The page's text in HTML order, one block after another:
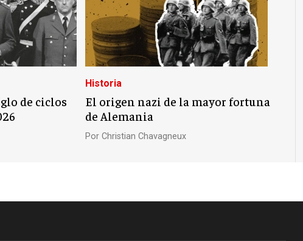
de ciclos
Historia
El origen nazi de la mayor fortuna
de Alemania
Por Christian Chavagneux